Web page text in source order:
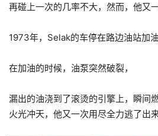
再碰上一次的几率不大，然而，他又
1973年，Selak的车停在路边油站加油
在加油的时候，油泵突然破裂，
漏出的油浇到了滚烫的引擎上，瞬间
火光冲天，他又一次用尽全力逃了出